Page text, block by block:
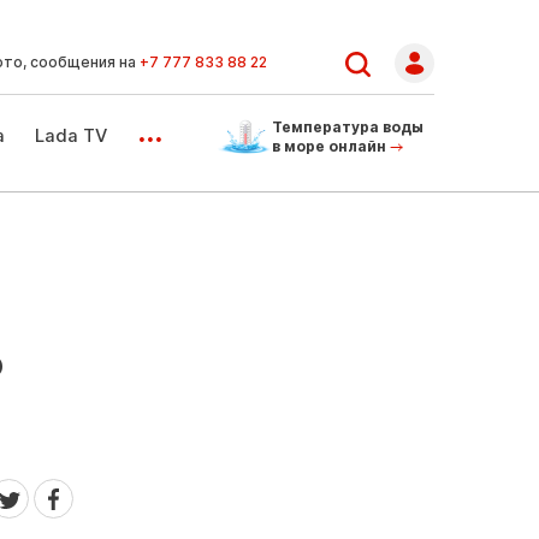
сообщения на +7 777 833 88 22
Lada TV ...
Температура воды
в море онлайн